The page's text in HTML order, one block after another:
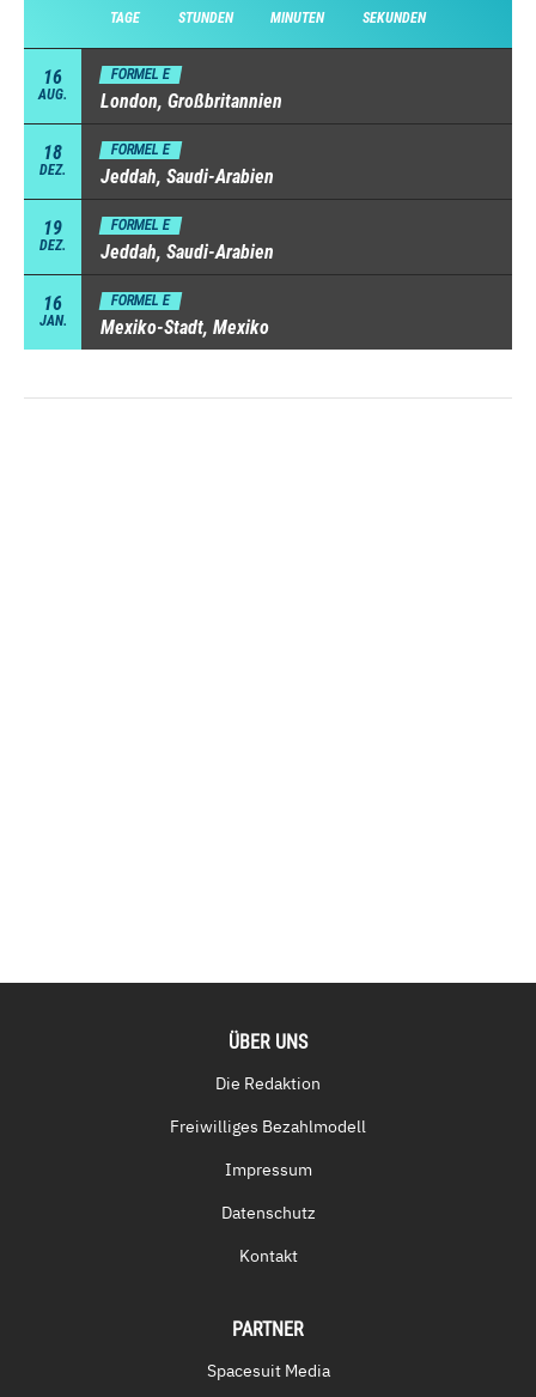
TAGE STUNDEN MINUTEN SEKUNDEN
16
AUG.
FORMEL E
London, Großbritannien
18
DEZ.
FORMEL E
Jeddah, Saudi-Arabien
19
DEZ.
FORMEL E
Jeddah, Saudi-Arabien
16
JAN.
FORMEL E
Mexiko-Stadt, Mexiko
ÜBER UNS
Die Redaktion
Freiwilliges Bezahlmodell
Impressum
Datenschutz
Kontakt
PARTNER
Spacesuit Media